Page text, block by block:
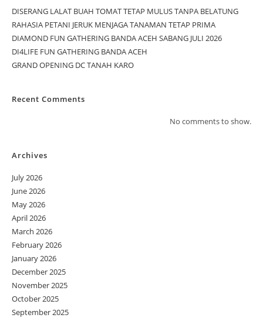
DISERANG LALAT BUAH TOMAT TETAP MULUS TANPA BELATUNG
RAHASIA PETANI JERUK MENJAGA TANAMAN TETAP PRIMA
DIAMOND FUN GATHERING BANDA ACEH SABANG JULI 2026
DI4LIFE FUN GATHERING BANDA ACEH
GRAND OPENING DC TANAH KARO
Recent Comments
No comments to show.
Archives
July 2026
June 2026
May 2026
April 2026
March 2026
February 2026
January 2026
December 2025
November 2025
October 2025
September 2025